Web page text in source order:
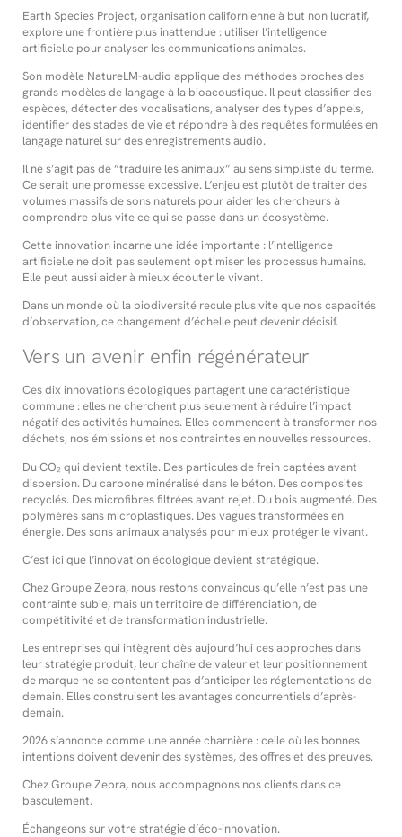
Earth Species Project, organisation californienne à but non lucratif,
explore une frontière plus inattendue : utiliser l’intelligence
artificielle pour analyser les communications animales.
Son modèle NatureLM-audio applique des méthodes proches des
grands modèles de langage à la bioacoustique. Il peut classifier des
espèces, détecter des vocalisations, analyser des types d’appels,
identifier des stades de vie et répondre à des requêtes formulées en
langage naturel sur des enregistrements audio.
Il ne s’agit pas de “traduire les animaux” au sens simpliste du terme.
Ce serait une promesse excessive. L’enjeu est plutôt de traiter des
volumes massifs de sons naturels pour aider les chercheurs à
comprendre plus vite ce qui se passe dans un écosystème.
Cette innovation incarne une idée importante : l’intelligence
artificielle ne doit pas seulement optimiser les processus humains.
Elle peut aussi aider à mieux écouter le vivant.
Dans un monde où la biodiversité recule plus vite que nos capacités
d’observation, ce changement d’échelle peut devenir décisif.
Vers un avenir enfin régénérateur
Ces dix innovations écologiques partagent une caractéristique
commune : elles ne cherchent plus seulement à réduire l’impact
négatif des activités humaines. Elles commencent à transformer nos
déchets, nos émissions et nos contraintes en nouvelles ressources.
Du CO₂ qui devient textile. Des particules de frein captées avant
dispersion. Du carbone minéralisé dans le béton. Des composites
recyclés. Des microfibres filtrées avant rejet. Du bois augmenté. Des
polymères sans microplastiques. Des vagues transformées en
énergie. Des sons animaux analysés pour mieux protéger le vivant.
C’est ici que l’innovation écologique devient stratégique.
Chez Groupe Zebra, nous restons convaincus qu’elle n’est pas une
contrainte subie, mais un territoire de différenciation, de
compétitivité et de transformation industrielle.
Les entreprises qui intègrent dès aujourd’hui ces approches dans
leur stratégie produit, leur chaîne de valeur et leur positionnement
de marque ne se contentent pas d’anticiper les réglementations de
demain. Elles construisent les avantages concurrentiels d’après-
demain.
2026 s’annonce comme une année charnière : celle où les bonnes
intentions doivent devenir des systèmes, des offres et des preuves.
Chez Groupe Zebra, nous accompagnons nos clients dans ce
basculement.
Échangeons sur votre stratégie d’éco-innovation.